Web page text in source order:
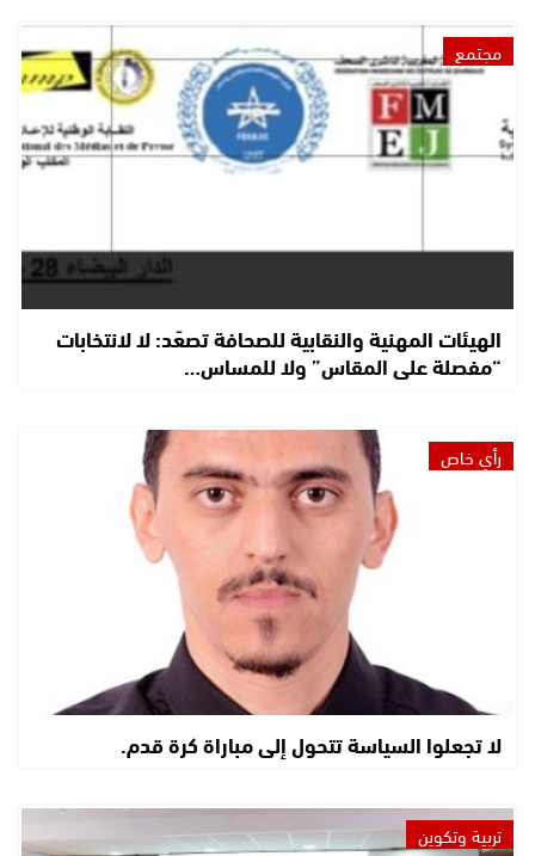
مجتمع
الهيئات المهنية والنقابية للصحافة تصعّد: لا لانتخابات
“مفصلة على المقاس” ولا للمساس…
رأي خاص
لا تجعلوا السياسة تتحول إلى مباراة كرة قدم.
تربية وتكوين